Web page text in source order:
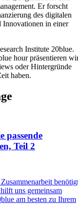
Er forscht
des digitalen
Innovationen in einer
Institute 20blue.
hour präsentieren
oder Hintergründe
haben.
passende
Teil 2
uns gemeinsam
am besten zu Ihrem